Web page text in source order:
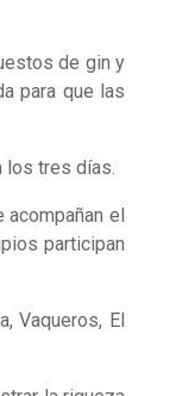
de gin y
para que las
los tres días.
el
participan
Vaqueros, El